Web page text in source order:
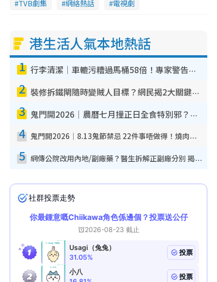
TVB劇集 網絡熱話 電視劇
港生活人氣本地熱話
1 行李清潔｜車轆污糟過馬桶58倍！專家警告忌用酒精抹 教1招免污手除菌
2 裝修拆鐵閘隨時變賊人目標？網民揭2大關鍵用途：裝新式等於白裝？附新舊鐵閘分別
3 鬼門開2026｜農曆七月撞正日全食特別邪？專家警告切忌做一事！揭4大禁忌+2招保平安
4 鬼門開2026｜8.13鬼節禁忌 22件事唔做得！燒肉、刺身要少食？半夜勿吹口哨/打呢個電話
5 網傳公院改用內地/副廠藥？醫生拆解正副廠分別 揭4類人換藥隨時出事